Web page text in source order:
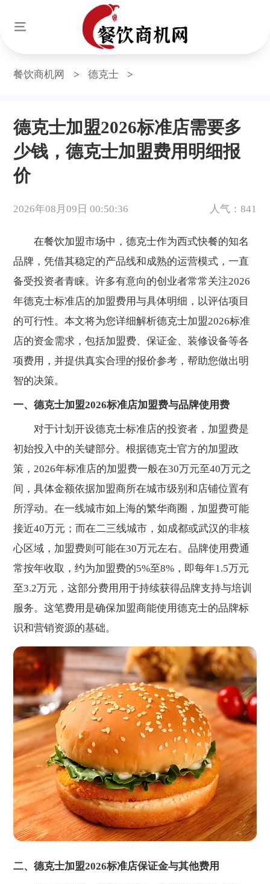
餐饮商机网 > 德克士 >
德克士加盟2026标准店需要多
少钱，德克士加盟费用明细报
价
2026年08月09日 00:50:36 人气：841
在餐饮加盟市场中，德克士作为西式快餐的知名
品牌，凭借其稳定的产品线和成熟的运营模式，一直
备受投资者青睐。许多有意向的创业者常常关注2026
年德克士标准店的加盟费用与具体明细，以评估项目
的可行性。本文将为您详细解析德克士加盟2026标准
店的资金需求，包括加盟费、保证金、装修设备等各
项费用，并提供真实合理的报价参考，帮助您做出明
智的决策。
一、德克士加盟2026标准店加盟费与品牌使用费
对于计划开设德克士标准店的投资者，加盟费是
初始投入中的关键部分。根据德克士官方的加盟政
策，2026年标准店的加盟费一般在30万元至40万元之
间，具体金额依据加盟商所在城市级别和店铺位置有
所浮动。在一线城市如上海的繁华商圈，加盟费可能
接近40万元；而在二三线城市，如成都或武汉的非核
心区域，加盟费则可能在30万元左右。品牌使用费通
常按年收取，约为加盟费的5%至8%，即每年1.5万元
至3.2万元，这部分费用用于持续获得品牌支持与培训
服务。这笔费用是确保加盟商能使用德克士的品牌标
识和营销资源的基础。
二、德克士加盟2026标准店保证金与其他费用